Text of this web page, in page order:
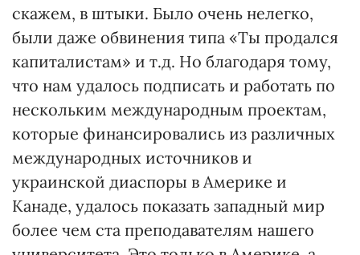
скажем, в штыки. Было очень нелегко,
были даже обвинения типа «Ты продался
капиталистам» и т.д. Но благодаря тому,
что нам удалось подписать и работать по
нескольким международным проектам,
которые финансировались из различных
международных источников и
украинской диаспоры в Америке и
Канаде, удалось показать западный мир
более чем ста преподавателям нашего